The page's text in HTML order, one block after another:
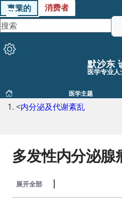
專業的 消费者
默沙东
医学专业人
医学主题
<内分泌及代谢紊乱
多发性内分泌腺
展开全部